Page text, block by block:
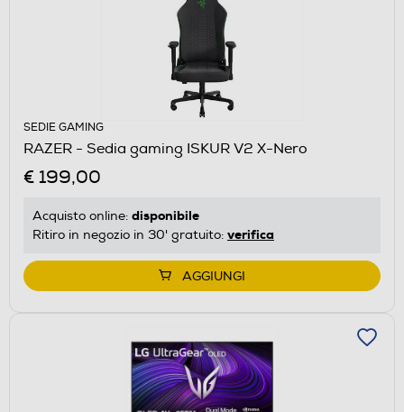
SEDIE GAMING
RAZER - Sedia gaming ISKUR V2 X-Nero
€ 199,00
Acquisto online: disponibile
Ritiro in negozio in 30' gratuito: verifica
AGGIUNGI